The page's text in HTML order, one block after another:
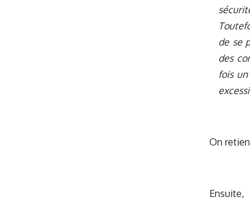
de se
des
fois
On